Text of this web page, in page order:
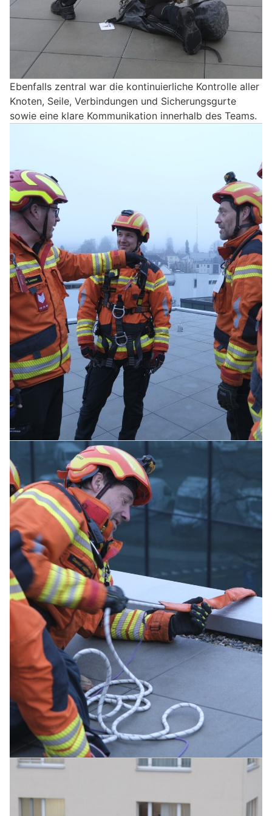
Ebenfalls zentral war die kontinuierliche Kontrolle aller
Knoten, Seile, Verbindungen und Sicherungsgurte
sowie eine klare Kommunikation innerhalb des Teams.